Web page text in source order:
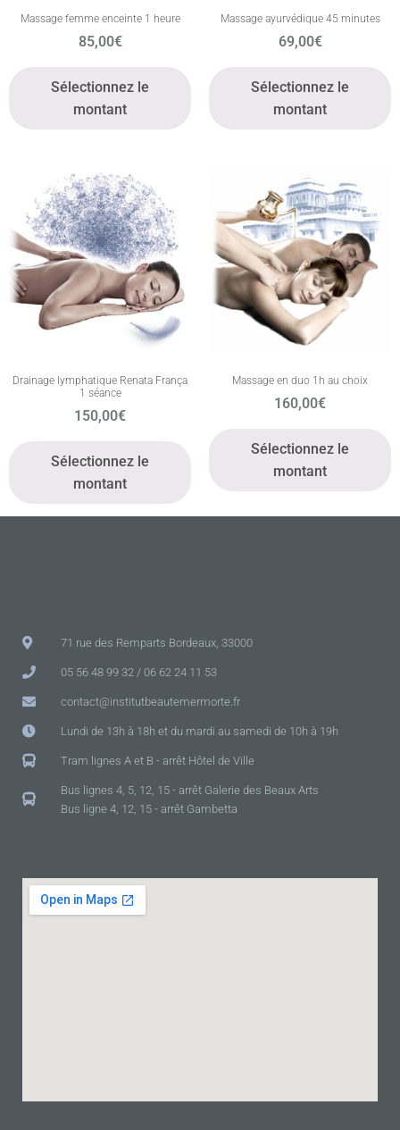
Massage femme enceinte 1 heure
85,00€
Sélectionnez le
montant
Massage ayurvédique 45 minutes
69,00€
Sélectionnez le
montant
Drainage lymphatique Renata França
1 séance
150,00€
Sélectionnez le
montant
Massage en duo 1h au choix
160,00€
Sélectionnez le
montant
71 rue des Remparts Bordeaux, 33000
05 56 48 99 32 / 06 62 24 11 53
contact@institutbeautemermorte.fr
Lundi de 13h à 18h et du mardi au samedi de 10h à 19h
Tram lignes A et B - arrêt Hôtel de Ville
Bus lignes 4, 5, 12, 15 - arrêt Galerie des Beaux Arts
Bus ligne 4, 12, 15 - arrêt Gambetta